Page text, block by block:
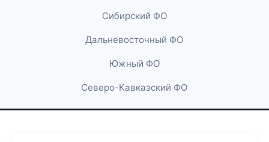
Сибирский ФО
Дальневосточный ФО
Южный ФО
Северо-Кавказский ФО